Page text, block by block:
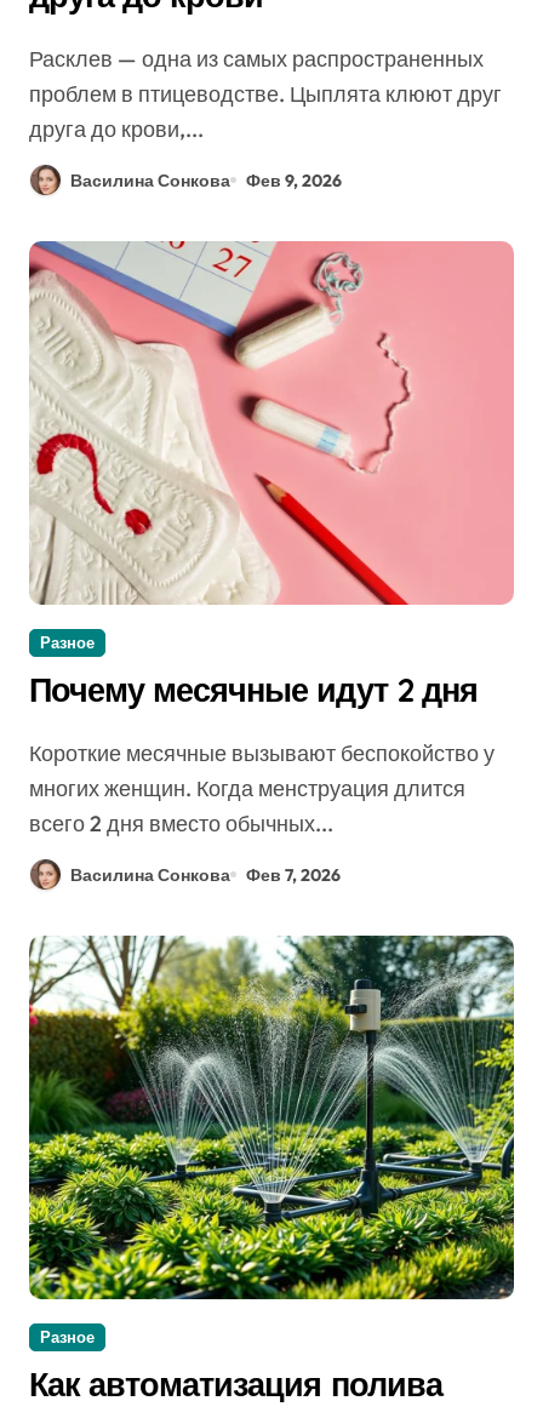
Расклев — одна из самых распространенных
проблем в птицеводстве. Цыплята клюют друг
друга до крови,...
Василина Сонкова Фев 9, 2026
Разное
Почему месячные идут 2 дня
Короткие месячные вызывают беспокойство у
многих женщин. Когда менструация длится
всего 2 дня вместо обычных...
Василина Сонкова Фев 7, 2026
Разное
Как автоматизация полива